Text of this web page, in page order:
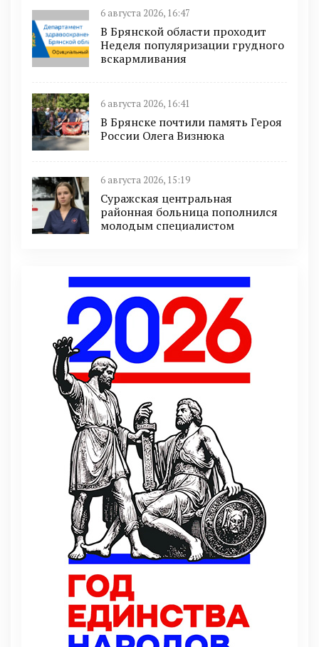
6 августа 2026, 16:47
В Брянской области проходит
Неделя популяризации грудного
вскармливания
6 августа 2026, 16:41
В Брянске почтили память Героя
России Олега Визнюка
6 августа 2026, 15:19
Суражская центральная
районная больница пополнился
молодым специалистом